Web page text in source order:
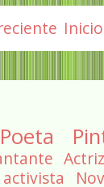
Inicio
Poeta
Actriz
activista